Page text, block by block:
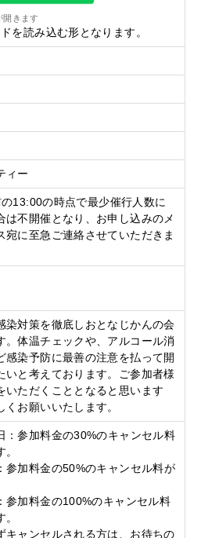
きます
を読み込む形となります。
ィー
13:00の時点で最少催行人数に
は不開催となり、お申し込みのメ
宛に至急ご連絡させていただきま
染対策を徹底しおとなじかんの会
。体温チェックや、アルコール消
感染予防に最善の注意を払って開
いと考えております。ご参加者様
いただくこととなると思います
くお願いいたします。
：参加料金の30%のキャンセル料
参加料金の50%のキャンセル料が
参加料金の100%のキャンセル料
キャンセルされる方は、お待ちの